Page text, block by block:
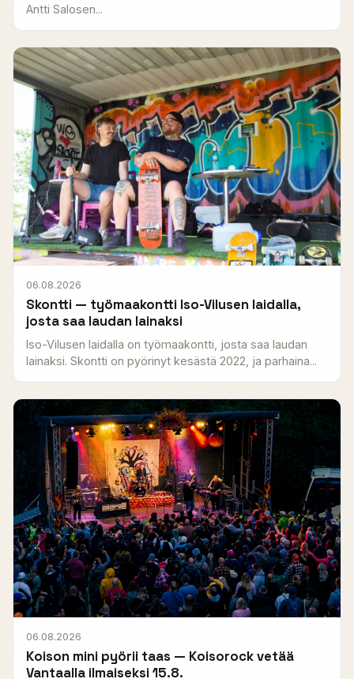
Antti Salosen...
06.08.2026
Skontti — työmaakontti Iso-Vilusen laidalla,
josta saa laudan lainaksi
Iso-Vilusen laidalla on työmaakontti, josta saa laudan
lainaksi. Skontti on pyörinyt kesästä 2022, ja parhaina...
06.08.2026
Koison mini pyörii taas — Koisorock vetää
Vantaalla ilmaiseksi 15.8.